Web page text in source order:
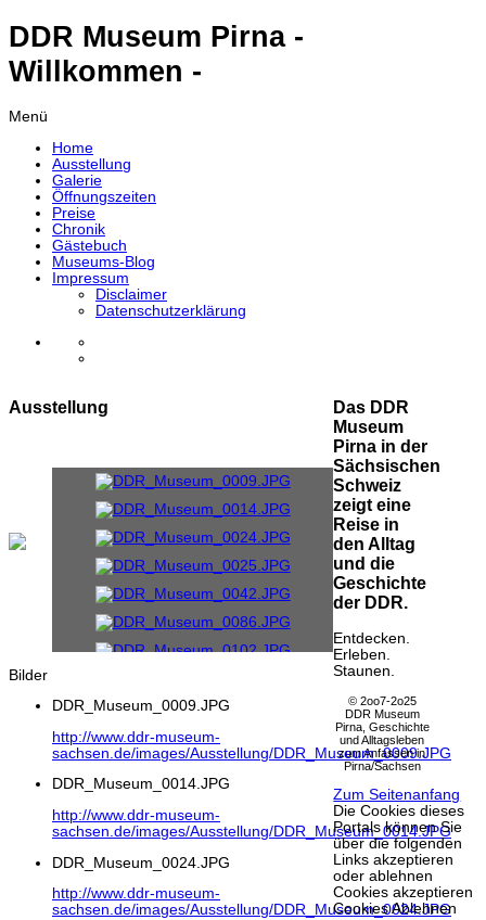
DDR Museum Pirna -
Willkommen -
Menü
Home
Ausstellung
Galerie
Öffnungszeiten
Preise
Chronik
Gästebuch
Museums-Blog
Impressum
Disclaimer
Datenschutzerklärung
Ausstellung
Bilder
DDR_Museum_0009.JPG
http://www.ddr-museum-
sachsen.de/images/Ausstellung/DDR_Museum_0009.JPG
DDR_Museum_0014.JPG
http://www.ddr-museum-
sachsen.de/images/Ausstellung/DDR_Museum_0014.JPG
DDR_Museum_0024.JPG
http://www.ddr-museum-
sachsen.de/images/Ausstellung/DDR_Museum_0024.JPG
Das DDR
Museum
Pirna in der
Sächsischen
Schweiz
zeigt eine
Reise in
den Alltag
und die
Geschichte
der DDR.
Entdecken.
Erleben.
Staunen.
© 2oo7-2o25
DDR Museum
Pirna, Geschichte
und Alltagsleben
zum Anfassen in
Pirna/Sachsen
Zum Seitenanfang
Die Cookies dieses
Portals können Sie
über die folgenden
Links akzeptieren
oder ablehnen
Cookies akzeptieren
Cookies Ablehnen